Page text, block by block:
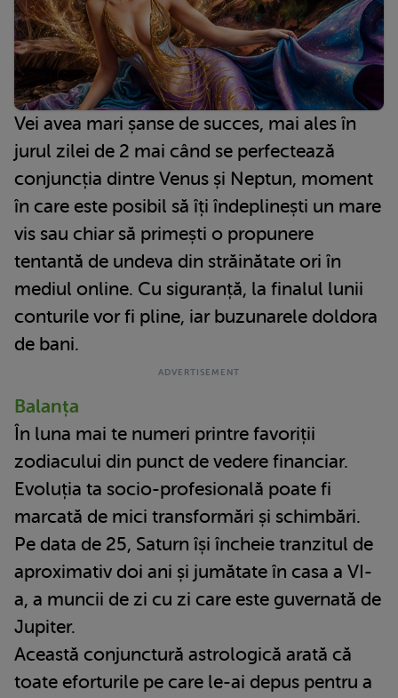
Vei avea mari șanse de succes, mai ales în
jurul zilei de 2 mai când se perfectează
conjuncția dintre Venus și Neptun, moment
în care este posibil să îți îndeplinești un mare
vis sau chiar să primești o propunere
tentantă de undeva din străinătate ori în
mediul online. Cu siguranță, la finalul lunii
conturile vor fi pline, iar buzunarele doldora
de bani.
Balanța
În luna mai te numeri printre favoriții
zodiacului din punct de vedere financiar.
Evoluția ta socio-profesională poate fi
marcată de mici transformări și schimbări.
Pe data de 25, Saturn își încheie tranzitul de
aproximativ doi ani și jumătate în casa a VI-
a, a muncii de zi cu zi care este guvernată de
Jupiter.
Această conjunctură astrologică arată că
toate eforturile pe care le-ai depus pentru a